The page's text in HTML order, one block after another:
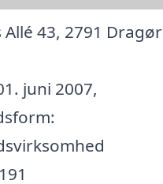
Allé 43, 2791 Dragør
juni 2007,